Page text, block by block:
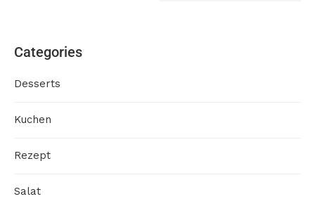
Categories
Desserts
Kuchen
Rezept
Salat